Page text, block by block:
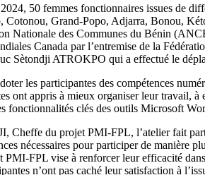
50 femmes fonctionnaires issues de
Cotonou, Grand-Popo, Adjarra, Bonou,
Nationale des Communes du Bénin
Canada par l’entremise de la
Sètondji ATROKPO qui a effectué le
les participantes des compétences
ont appris à mieux organiser leur travail,
fonctionnalités clés des outils Microsoft
Cheffe du projet PMI-FPL, l’atelier fait
nécessaires pour participer de manière
PMI-FPL vise à renforcer leur efficacité
n’ont pas caché leur satisfaction à